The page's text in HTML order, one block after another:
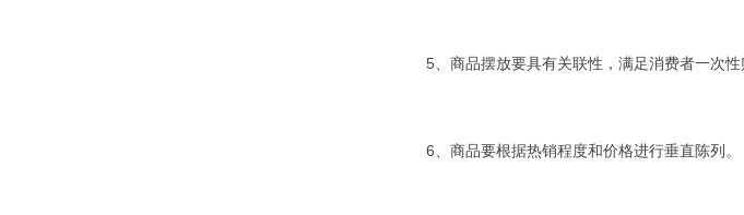
5、商品摆放要具有关联性，满足消费者一次性
6、商品要根据热销程度和价格进行垂直陈列。